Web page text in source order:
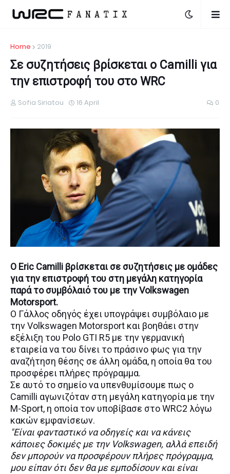
Home 2019
Σε συζητήσεις βρίσκεται ο Camilli για
την επιστροφή του στο WRC
Sofia Siriatou 16 April 0
O Eric Camilli βρίσκεται σε συζητήσεις με ομάδες
για την επιστροφή του στη μεγάλη κατηγορία
παρά το συμβόλαιό του με την Volkswagen
Motorsport.
Ο Γάλλος οδηγός έχει υπογράψει συμβόλαιο με
την Volkswagen Motorsport και βοηθάει στην
εξέλιξη του Polo GTI R5 με την γερμανική
εταιρεία να του δίνει το πράσινο φως για την
αναζήτηση θέσης σε άλλη ομάδα, η οποία θα του
προσφέρει πλήρες πρόγραμμα.
Σε αυτό το σημείο να υπενθυμίσουμε πως ο
Camilli αγωνιζόταν στη μεγάλη κατηγορία με την
M-Sport, η οποία τον υποβίβασε στο WRC2 λόγω
κακών εμφανίσεων.
"Είναι φανταστικό να οδηγείς και να κάνεις
κάποιες δοκιμές με την Volkswagen, αλλά επειδή
δενμπορούν να προσφέρουν πλήρες πρόγραμμα,
μου είπαν ότι δεν θα με εμποδίσουν και είναι